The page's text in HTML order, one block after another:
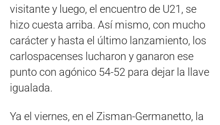
visitante y luego, el encuentro de U21, se
hizo cuesta arriba. Así mismo, con mucho
carácter y hasta el último lanzamiento, los
carlospacenses lucharon y ganaron ese
punto con agónico 54-52 para dejar la llave
igualada.
Ya el viernes, en el Zisman-Germanetto, la